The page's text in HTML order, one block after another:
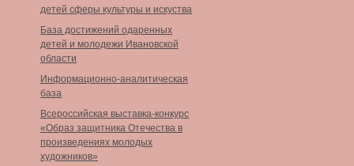
детей сферы культуры и искуства
База достижений одаренных
детей и молодежи Ивановской
области
Информационно-аналитическая
база
Всероссийская выставка-конкурс
«Образ защитника Отечества в
произведениях молодых
художников»